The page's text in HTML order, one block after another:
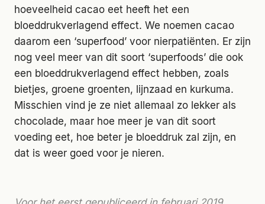
hoeveelheid cacao eet heeft het een
bloeddrukverlagend effect. We noemen cacao
daarom een ‘superfood’ voor nierpatiënten. Er zijn
nog veel meer van dit soort ‘superfoods’ die ook
een bloeddrukverlagend effect hebben, zoals
bietjes, groene groenten, lijnzaad en kurkuma.
Misschien vind je ze niet allemaal zo lekker als
chocolade, maar hoe meer je van dit soort
voeding eet, hoe beter je bloeddruk zal zijn, en
dat is weer goed voor je nieren.